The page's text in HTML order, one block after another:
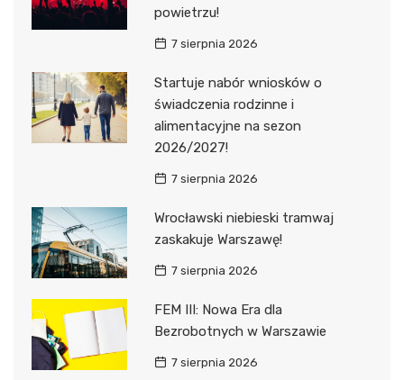
powietrzu!
7 sierpnia 2026
Startuje nabór wniosków o
świadczenia rodzinne i
alimentacyjne na sezon
2026/2027!
7 sierpnia 2026
Wrocławski niebieski tramwaj
zaskakuje Warszawę!
7 sierpnia 2026
FEM III: Nowa Era dla
Bezrobotnych w Warszawie
7 sierpnia 2026